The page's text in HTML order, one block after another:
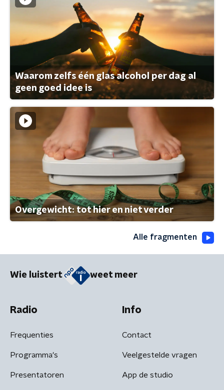
Waarom zelfs één glas alcohol per dag al
geen goed idee is
Overgewicht: tot hier en niet verder
Alle fragmenten
Wie luistert weet meer
Radio
Frequenties
Programma's
Presentatoren
Info
Contact
Veelgestelde vragen
App de studio